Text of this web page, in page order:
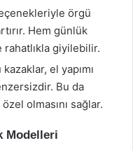
örgü
Hem günlük
giyilebilir.
kazaklar, el yapımı
Bu da
olmasını sağlar.
Modelleri